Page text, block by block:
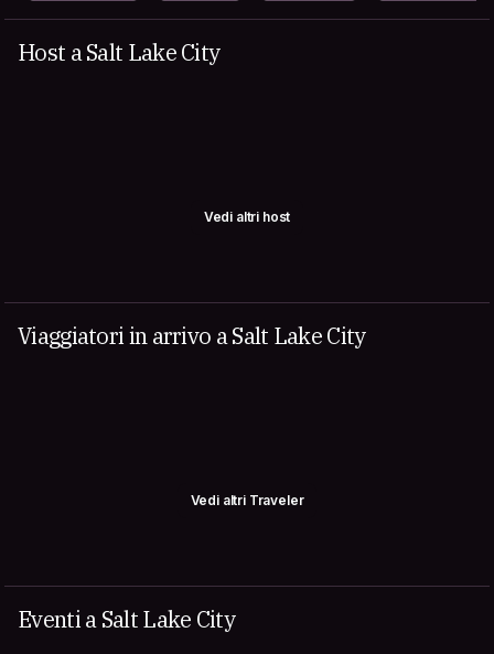
Host a Salt Lake City
Vedi altri host
Viaggiatori in arrivo a Salt Lake City
Vedi altri Traveler
Eventi a Salt Lake City